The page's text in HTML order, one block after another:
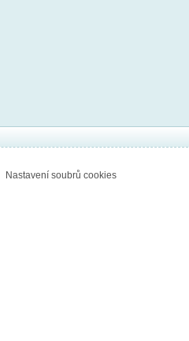
Nastavení soubrů cookies